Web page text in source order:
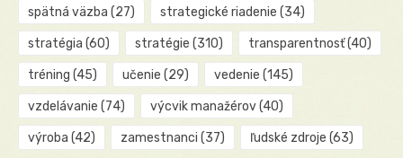
spätná väzba (27) strategické riadenie (34)
stratégia (60) stratégie (310) transparentnosť(40)
tréning (45) učenie (29) vedenie (145)
vzdelávanie (74) výcvik manažérov(40)
výroba (42) zamestnanci (37) ľudské zdroje (63)